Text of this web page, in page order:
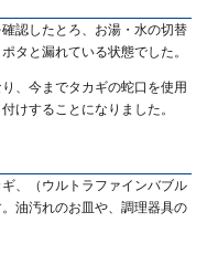
認したとろ、お湯・水の切替
タと漏れている状態でした。
、今までタカギの蛇口を使用
けすることになりました。
、（ウルトラファインバブル
油汚れのお皿や、調理器具の